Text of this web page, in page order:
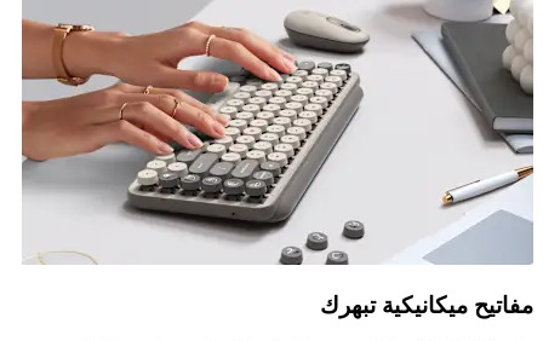
مفاتيح ميكانيكية تبهرك